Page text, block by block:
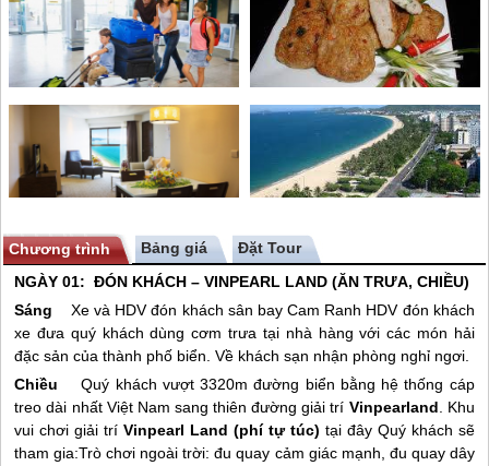
Chương trình
Bảng giá
NGÀY 01: ĐÓN KHÁCH – VINPEARL LAND (ĂN TRƯA, CHIỀU)
Sáng Xe và HDV đón khách sân bay Cam Ranh HDV đón khách
xe đưa quý khách dùng cơm trưa tại nhà hàng với các món hải
đặc sản của thành phố biển. Về khách sạn nhận phòng nghỉ ngơi.
Chiều
Quý khách vượt 3320m đường biển bằng hệ thống cáp
treo dài nhất Việt Nam sang thiên đường giải trí Vinpearland . Khu
vui chơi giải tríVinpearl Land (phí tự túc) tại đây Quý khách sẽ
tham gia:Trò chơi ngoài trời: đu quay cảm giác mạnh, đu quay dây